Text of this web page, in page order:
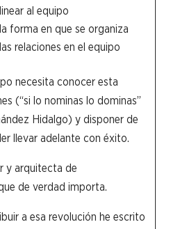
al equipo
forma en que se organiza
relaciones en el equipo
necesita conocer esta
(“si lo nominas lo dominas”
Hidalgo) y disponer de
llevar adelante con éxito.
y arquitecta de
de verdad importa.
a esa revolución he escrito